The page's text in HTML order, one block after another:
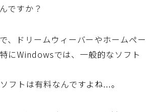
ですか？
、ドリームウィーバーやホームペー
にWindowsでは、一般的なソフト
フトは有料なんですよね...。